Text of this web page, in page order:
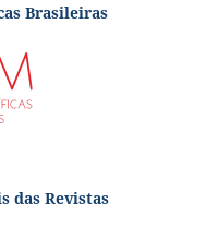
Brasileiras
das Revistas